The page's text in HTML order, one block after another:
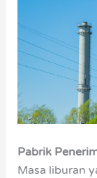
Pabrik
Masa liburan